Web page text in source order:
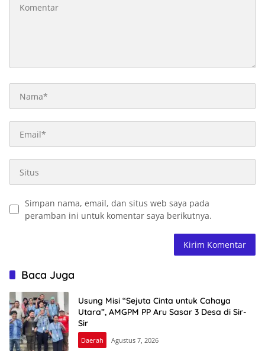
Simpan nama, email, dan situs web saya pada
peramban ini untuk komentar saya berikutnya.
Baca Juga
Usung Misi “Sejuta Cinta untuk Cahaya
Utara”, AMGPM PP Aru Sasar 3 Desa di Sir-
Sir
Daerah Agustus 7, 2026